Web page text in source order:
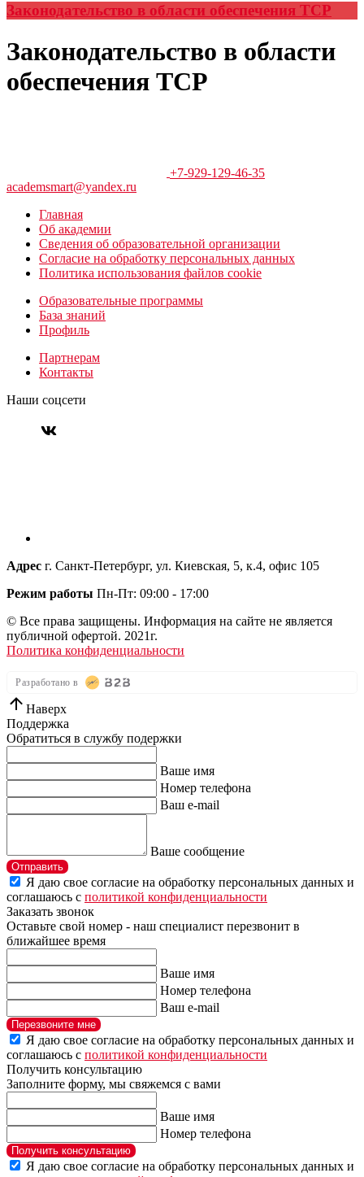
Законодательство в области обеспечения ТСР
Законодательство в области
обеспечения ТСР
+7-929-129-46-35
academsmart@yandex.ru
Главная
Об академии
Сведения об образовательной организации
Согласие на обработку персональных данных
Политика использования файлов cookie
Образовательные программы
База знаний
Профиль
Партнерам
Контакты
Наши соцсети
Адрес г. Санкт-Петербург, ул. Киевская, 5, к.4, офис 105
Режим работы Пн-Пт: 09:00 - 17:00
© Все права защищены. Информация на сайте не является
публичной офертой. 2021г.
Политика конфиденциальности
Разработано в
Наверх
Поддержка
Обратиться в службу подержки
Ваше имя
Номер телефона
Ваш e-mail
Ваше сообщение
Отправить
Я даю свое согласие на обработку персональных данных и
соглашаюсь с политикой конфиденциальности
Заказать звонок
Оставьте свой номер - наш специалист перезвонит в
ближайшее время
Ваше имя
Номер телефона
Ваш e-mail
Перезвоните мне
Я даю свое согласие на обработку персональных данных и
соглашаюсь с политикой конфиденциальности
Получить консультацию
Заполните форму, мы свяжемся с вами
Ваше имя
Номер телефона
Получить консультацию
Я даю свое согласие на обработку персональных данных и